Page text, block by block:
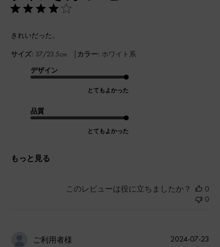
きれいだった。
サイズ: 37/23.5cm | カラー: ホワイト系
デザイン
とてもよかった
品質
とてもよかった
もっと見る
このレビューは役に立ちましたか？
0
0
ご利用者様
公
2024-07-23